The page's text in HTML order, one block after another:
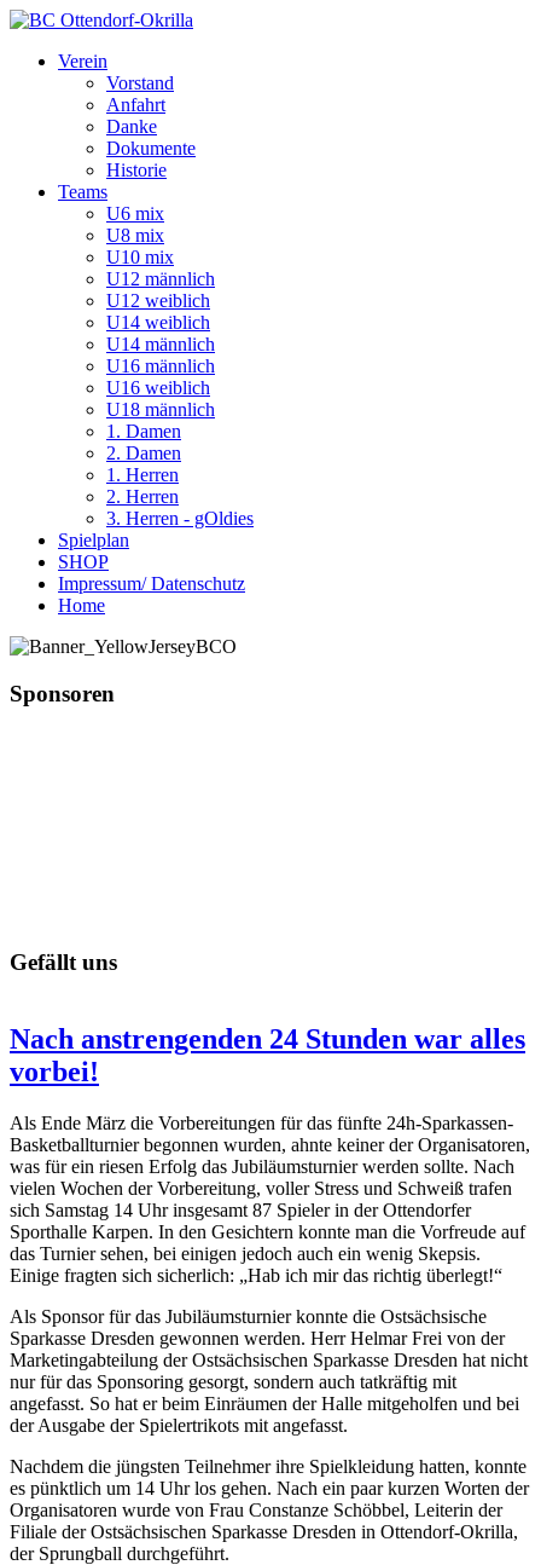
Verein
Vorstand
Anfahrt
Danke
Dokumente
Historie
Teams
U6 mix
U8 mix
U10 mix
U12 männlich
U12 weiblich
U14 weiblich
U14 männlich
U16 männlich
U16 weiblich
U18 männlich
1. Damen
2. Damen
1. Herren
2. Herren
3. Herren - gOldies
Spielplan
SHOP
Impressum/ Datenschutz
Home
Sponsoren
Gefällt uns
Nach anstrengenden 24 Stunden war alles
vorbei!
Als Ende März die Vorbereitungen für das fünfte 24h-Sparkassen-
Basketballturnier begonnen wurden, ahnte keiner der Organisatoren,
was für ein riesen Erfolg das Jubiläumsturnier werden sollte. Nach
vielen Wochen der Vorbereitung, voller Stress und Schweiß trafen
sich Samstag 14 Uhr insgesamt 87 Spieler in der Ottendorfer
Sporthalle Karpen. In den Gesichtern konnte man die Vorfreude auf
das Turnier sehen, bei einigen jedoch auch ein wenig Skepsis.
Einige fragten sich sicherlich: „Hab ich mir das richtig überlegt!“
Als Sponsor für das Jubiläumsturnier konnte die Ostsächsische
Sparkasse Dresden gewonnen werden. Herr Helmar Frei von der
Marketingabteilung der Ostsächsischen Sparkasse Dresden hat nicht
nur für das Sponsoring gesorgt, sondern auch tatkräftig mit
angefasst. So hat er beim Einräumen der Halle mitgeholfen und bei
der Ausgabe der Spielertrikots mit angefasst.
Nachdem die jüngsten Teilnehmer ihre Spielkleidung hatten, konnte
es pünktlich um 14 Uhr los gehen. Nach ein paar kurzen Worten der
Organisatoren wurde von Frau Constanze Schöbbel, Leiterin der
Filiale der Ostsächsischen Sparkasse Dresden in Ottendorf-Okrilla,
der Sprungball durchgeführt.